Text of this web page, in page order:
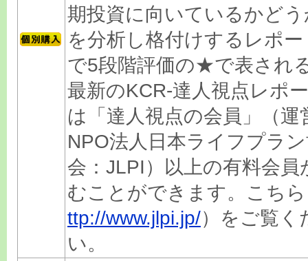
期投資に向いているかど
を分析し格付けするレポー
で5段階評価の★で表され
最新のKCR-達人視点レポ
は「達人視点の会員」（運
NPO法人日本ライフプラ
会：JLPI）以上の有料会員
むことができます。こち
ttp://www.jlpi.jp/）をご覧く
い。